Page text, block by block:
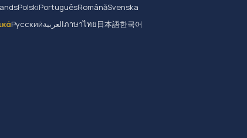
PolskiPortuguêsRomânăSvenska
Русскийالعربيةภาษาไทย日本語한국어